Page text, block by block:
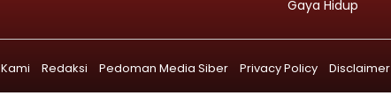
Gaya Hidup
Redaksi Pedoman Media Siber Privacy Policy Disclaimer